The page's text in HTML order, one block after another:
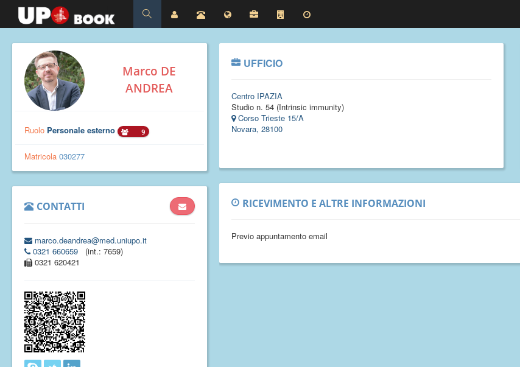
Marco DE
ANDREA
Ruolo Personale esterno 9
Matricola 030277
CONTATTI
marco.deandrea@med.uniupo.it
0321 660659
(int.: 7659)
0321 620421
UFFICIO
Centro IPAZIA
Studio n. 54 (Intrinsic immunity)
Corso Trieste 15/A
Novara, 28100
RICEVIMENTO E ALTRE INFORMAZIONI
Previo appuntamento email